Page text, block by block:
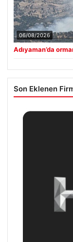
06/08/2026
Adıyaman’da
Son Eklenen